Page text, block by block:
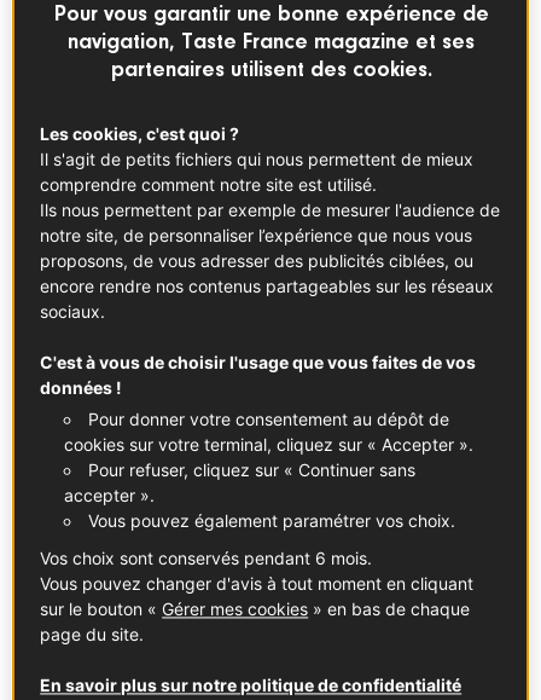
champ de plantes aromatiques, pense sans son nez. Dans
un sourire amusé et bienveillant, le président de la
coopérative des Aromates de Provence m’invite à
furieusement aux conseils de mon professeur de
yoga (“Posture de l’arbre, ouvrez la poitrine, inspirez,
expirez. Vous vous ancrez dans la verticalité”). Plantée au
milieu d’un tapis de sarriette, mes bonnes intentions à
portée de carnet, je réponds à l’injonction olfactive du
mieux que je peux : je ferme les yeux.
© © CYRIL ENTZMANN - DIVERGENCE
Pour vous garantir une bonne expérience de
navigation, Taste France magazine et ses
partenaires utilisent des cookies.
Les cookies, c'est quoi ?
Il s'agit de petits fichiers qui nous permettent de mieux
comprendre comment notre site est utilisé.
Ils nous permettent par exemple de mesurer l'audience de
notre site, de personnaliser l’expérience que nous vous
proposons, de vous adresser des publicités ciblées, ou
encore rendre nos contenus partageables sur les réseaux
sociaux.
C'est à vous de choisir l'usage que vous faites de vos
données !
Pour donner votre consentement au dépôt de
cookies sur votre terminal, cliquez sur « Accepter ».
Pour refuser, cliquez sur « Continuer sans
accepter ».
Vous pouvez également paramétrer vos choix.
Vos choix sont conservés pendant 6 mois.
Vous pouvez changer d'avis à tout moment en cliquant
sur le bouton « Gérer mes cookies » en bas de chaque
page du site.
En savoir plus sur notre politique de confidentialité